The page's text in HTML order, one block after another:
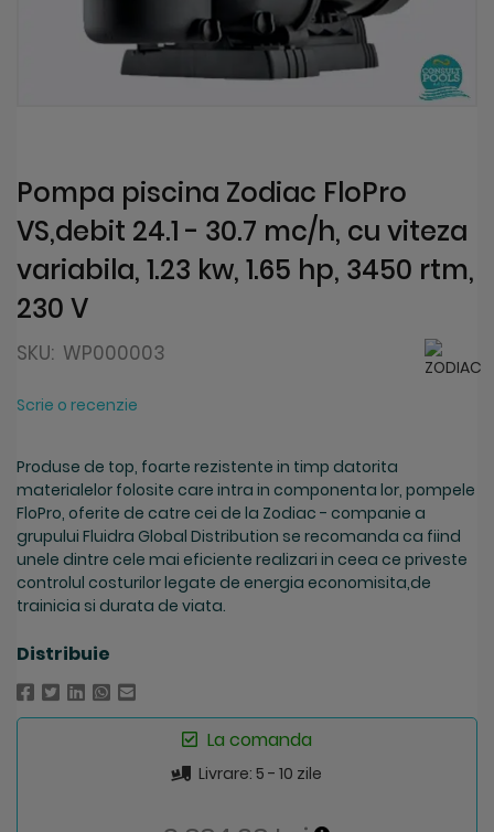
beginning
of
the
images
gallery
Pompa piscina Zodiac FloPro
VS,debit 24.1 - 30.7 mc/h, cu viteza
variabila, 1.23 kw, 1.65 hp, 3450 rtm,
230 V
SKU: WP000003
Scrie o recenzie
Produse de top, foarte rezistente in timp datorita
materialelor folosite care intra in componenta lor, pompele
FloPro, oferite de catre cei de la Zodiac - companie a
grupului Fluidra Global Distribution se recomanda ca fiind
unele dintre cele mai eficiente realizari in ceea ce priveste
controlul costurilor legate de energia economisita,de
trainicia si durata de viata.
Distribuie
La comanda
Livrare: 5 - 10 zile